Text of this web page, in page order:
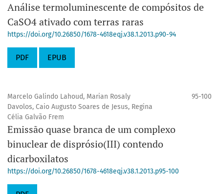
Análise termoluminescente de compósitos de
CaSO4 ativado com terras raras
https://doi.org/10.26850/1678-4618eqj.v38.1.2013.p90-94
PDF EPUB
Marcelo Galindo Lahoud, Marian Rosaly
Davolos, Caio Augusto Soares de Jesus, Regina
Célia Galvão Frem
95-100
Emissão quase branca de um complexo
binuclear de disprósio(III) contendo
dicarboxilatos
https://doi.org/10.26850/1678-4618eqj.v38.1.2013.p95-100